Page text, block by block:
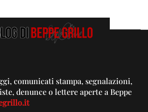
comunicati stampa, segnalazioni,
denunce o lettere aperte a Beppe